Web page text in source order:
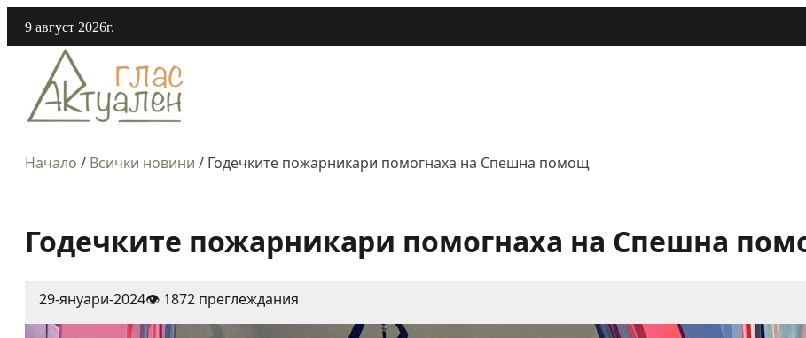
9 август 2026г.
Начало / Всички новини / Годечките пожарникари помогнаха на Спешна помощ
Годечките пожарникари помогнаха на Спешна
29-януари-2024👁️ 1872 преглеждания